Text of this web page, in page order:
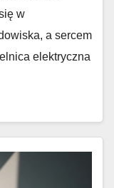
w
a sercem
elektryczna